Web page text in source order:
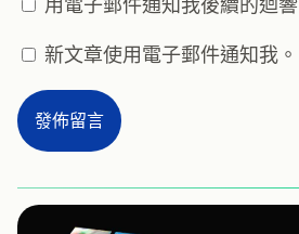
用電子郵件通知我後續的迴響
新文章使用電子郵件通知我。